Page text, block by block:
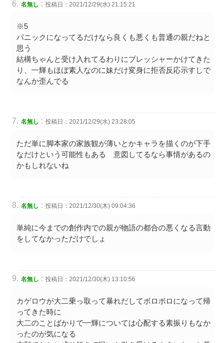
名無し : 投稿日：2021/12/29(水) 21:15:21
※5
パニックになってるだけなら良くも悪くも普通の親だねと
思う
結構ちゃんと受け入れてるわりにプレッシャーかけてきた
り、一輝もほぼ素人なのに妹だけ変身に拒否反応示すしで
なんか歪んでる
名無し : 投稿日：2021/12/29(水) 23:28:05
ただ単に脚本家の家族観が薄いとかキャラを描くのが下手
なだけという可能性もある 意図してるなら事情があるの
かもしれないね
名無し : 投稿日：2021/12/30(木) 09:04:36
単純に今までの創作内での親が物語の都合の悪くなる言動
をしてなかっただけでしょ
名無し : 投稿日：2021/12/30(木) 13:10:56
カゲロウが大二乗っ取って暴れだしてボロボロになって帰
ってきた時に
大二のことばかりで一輝については心配する素振りもなか
ったのが気になる